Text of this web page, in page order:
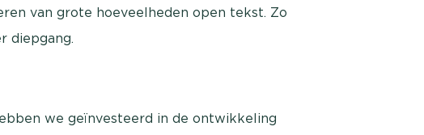
van grote hoeveelheden open tekst. Zo
diepgang.
we geïnvesteerd in de ontwikkeling